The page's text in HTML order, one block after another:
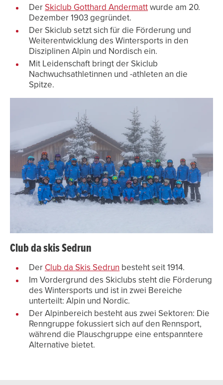
DerSkiclub Gotthard Andermattwurde am 20.
Dezember 1903 gegründet.
Der Skiclub setzt sich für die Förderung und
Weiterentwicklung des Wintersports in den
Disziplinen Alpin und Nordisch ein.
Mit Leidenschaft bringt der Skiclub
Nachwuchsathletinnen und -athleten an die
Spitze.
Club da skis Sedrun
DerClub da Skis Sedrunbesteht seit 1914.
Im Vordergrund des Skiclubs steht die Förderung
des Wintersports und ist in zwei Bereiche
unterteilt: Alpin und Nordic.
Der Alpinbereich besteht aus zwei Sektoren: Die
Renngruppe fokussiert sich auf den Rennsport,
während die Plauschgruppe eine entspanntere
Alternative bietet.